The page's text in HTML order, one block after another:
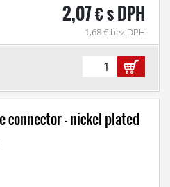
2,07 € s DPH
1,68 € bez DPH
connector - nickel plated